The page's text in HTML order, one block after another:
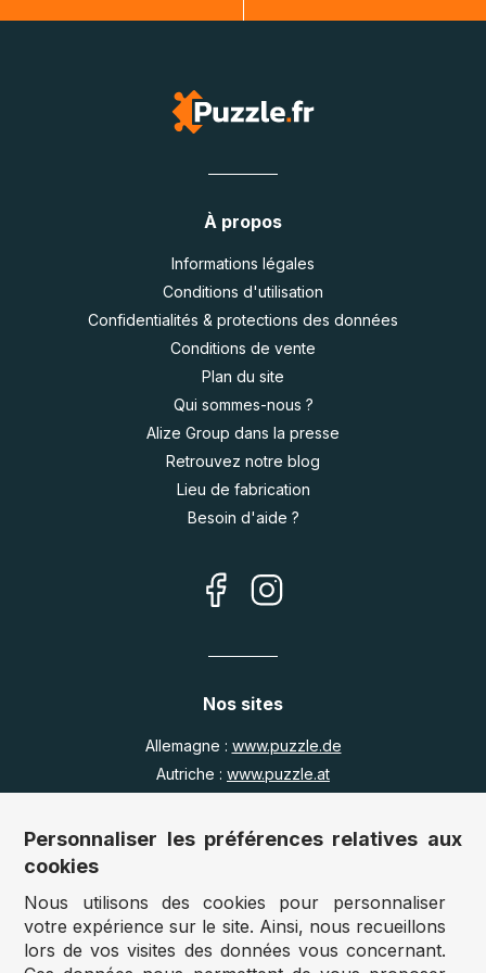
À propos
Informations légales
Conditions d'utilisation
Confidentialités & protections des données
Conditions de vente
Plan du site
Qui sommes-nous ?
Alize Group dans la presse
Retrouvez notre blog
Lieu de fabrication
Besoin d'aide ?
Nos sites
Allemagne : www.puzzle.de
Autriche : www.puzzle.at
Royaume Uni :
www.jigsawpuzzle.co.uk
Accès revendeurs / détaillants
Vous avez un magasin ?
Personnaliser les préférences relatives aux
cookies
Nous utilisons des cookies pour personnaliser
votre expérience sur le site. Ainsi, nous recueillons
lors de vos visites des données vous concernant.